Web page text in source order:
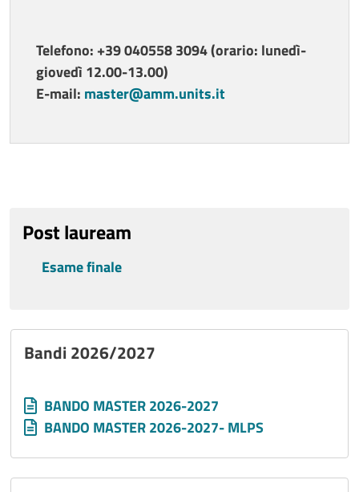
Telefono: +39 040558 3094 (orario: lunedì-
giovedì 12.00-13.00)
E-mail: master@amm.units.it
Post lauream
Esame finale
Bandi 2026/2027
Allegati
Document
BANDO MASTER 2026-2027
Document
BANDO MASTER 2026-2027- MLPS